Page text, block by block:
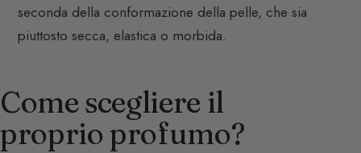
seconda della conformazione della pelle, che sia
piuttosto secca, elastica o morbida.
Come scegliere il
proprio profumo?